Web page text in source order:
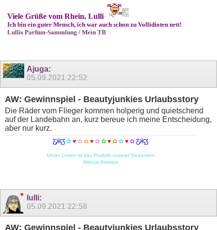
Viele Grüße vom Rhein, Lulli
Ich bin ein guter Mensch, ich war auch schon zu Vollidioten nett!
Lullis Parfüm-Sammlung / Mein TB
Ajuga:
05.09.2021 22:52
AW: Gewinnspiel - Beautyjunkies Urlaubsstory
Die Räder vom Flieger kommen holperig und quietschend
auf der Landebahn an, kurz bereue ich meine Entscheidung,
aber nur kurz.
Ƹ̵̡Ӝ̵̨̄Ʒ ✿♥✿ ✿ ♥✿✿♥✿✿♥✿Ƹ̵̡Ӝ̵̨̄Ʒ
Unser Leben ist das Produkt unserer Gedanken
Marcus Aurelius
lulli:
05.09.2021 22:58
AW: Gewinnspiel - Beautyjunkies Urlaubsstory